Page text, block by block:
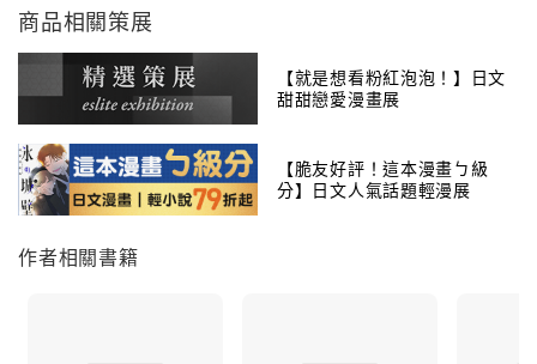
商品相關策展
【就是想看粉紅泡泡！】日文
甜甜戀愛漫畫展
【脆友好評！這本漫畫ㄅ級
分】日文人氣話題輕漫展
作者相關書籍